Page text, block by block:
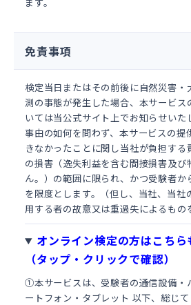
免責事項
検定当日またはその前後に自然災害・
測の事態が発生した場合、本サービス
いては当公式サイト上でお知らせいた
事由の如何を問わず、本サービスの提
きなかったことに関し当社が負担する
の損害（逸失利益を含む間接損害及び
ん。）の範囲に限られ、かつ受験者
を限度とします。（但し、当社、当社
用する者の故意又は重過失によるもの
オンライン検定の方はこち
（タップ・クリックで確認）
①本サービスは、受験者の通信設備・
ートフォン・タブレット 以下、総じ